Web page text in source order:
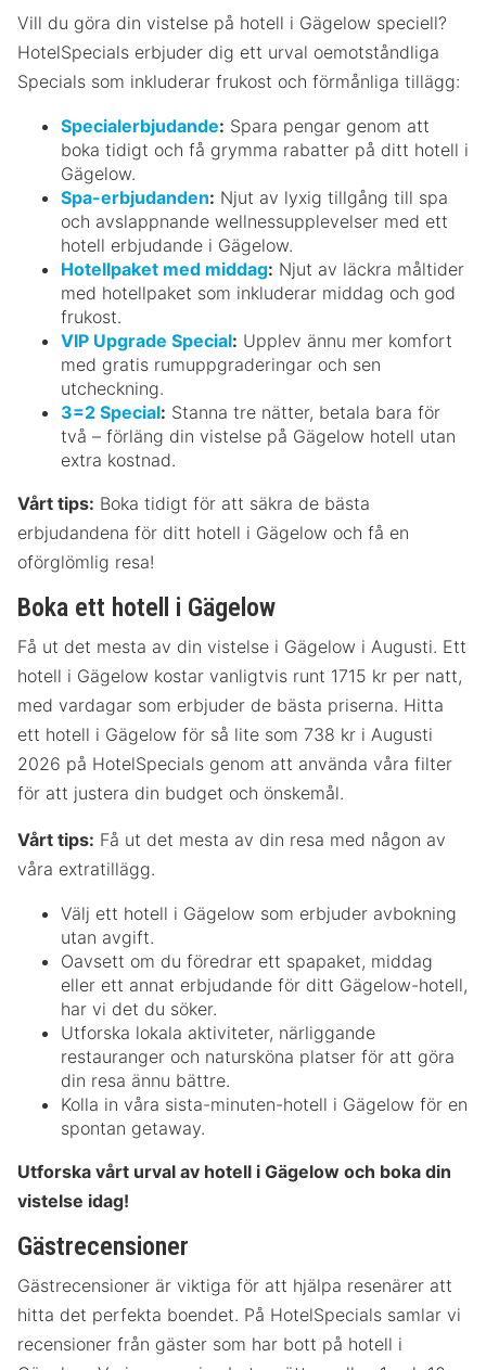
Vill du göra din vistelse på hotell i Gägelow speciell?
HotelSpecials erbjuder dig ett urval oemotståndliga
Specials som inkluderar frukost och förmånliga tillägg:
Specialerbjudande: Spara pengar genom att
boka tidigt och få grymma rabatter på ditt hotell i
Gägelow.
Spa-erbjudanden: Njut av lyxig tillgång till spa
och avslappnande wellnessupplevelser med ett
hotell erbjudande i Gägelow.
Hotellpaket med middag: Njut av läckra måltider
med hotellpaket som inkluderar middag och god
frukost.
VIP Upgrade Special: Upplev ännu mer komfort
med gratis rumuppgraderingar och sen
utcheckning.
3=2 Special: Stanna tre nätter, betala bara för
två – förläng din vistelse på Gägelow hotell utan
extra kostnad.
Vårt tips: Boka tidigt för att säkra de bästa
erbjudandena för ditt hotell i Gägelow och få en
oförglömlig resa!
Boka ett hotell i Gägelow
Få ut det mesta av din vistelse i Gägelow i Augusti. Ett
hotell i Gägelow kostar vanligtvis runt 1715 kr per natt,
med vardagar som erbjuder de bästa priserna. Hitta
ett hotell i Gägelow för så lite som 738 kr i Augusti
2026 på HotelSpecials genom att använda våra filter
för att justera din budget och önskemål.
Vårt tips: Få ut det mesta av din resa med någon av
våra extratillägg.
Välj ett hotell i Gägelow som erbjuder avbokning
utan avgift.
Oavsett om du föredrar ett spapaket, middag
eller ett annat erbjudande för ditt Gägelow-hotell,
har vi det du söker.
Utforska lokala aktiviteter, närliggande
restauranger och natursköna platser för att göra
din resa ännu bättre.
Kolla in våra sista-minuten-hotell i Gägelow för en
spontan getaway.
Utforska vårt urval av hotell i Gägelow och boka din
vistelse idag!
Gästrecensioner
Gästrecensioner är viktiga för att hjälpa resenärer att
hitta det perfekta boendet. På HotelSpecials samlar vi
recensioner från gäster som har bott på hotell i